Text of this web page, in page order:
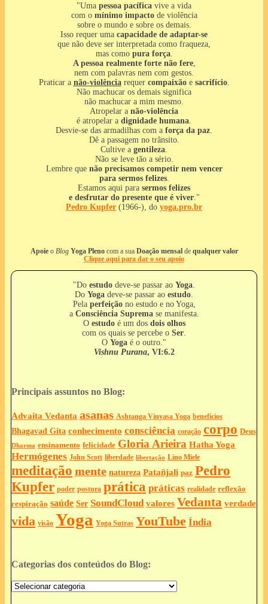
"Uma pessoa pacífica vive a vida
com o mínimo impactode violência
sobre o mundo e sobre os demais.
Isso requer uma capacidade de adaptar-se
que não deve ser interpretada como fraqueza,
mas como pura força.
A pessoa realmente forte não fere,
nem com palavras nem com gestos.
Praticar a não-violênciarequer compaixãoe sacrifício.
Não machucar os demais significa
não machucar a mim mesmo.
Atropelar a não-violência
é atropelar a dignidade humana
Desvie-se das armadilhas com a força da paz
Dê a passagem no trânsito.
Cultive a gentileza
Não se leve tão a sério.
Lembre que não precisamos competir nem vencer
para sermos felizes.
Estamos aqui para sermos felizes
e desfrutar do presente que é viver."
Pedro Kupfer (1966-), do yoga.pro.br
Apoieo Blog Yoga Plenocom a sua Doação mensalde qualquer valor
Clique aqui para dar o seu apoio
"Do estudo deve-se passar ao Yoga.
Do Yoga deve-se passar ao estudo.
Pela perfeiçãono estudo e no Yoga,
a Consciência Supremase manifesta.
O estudoé um dos dois olhos
com os quais se percebe o Ser.
O Yoga é o outro."
Vishnu Purana, VI:6.2
Principais assuntos no Blog:
Advaita Vedanta asanas Ashtanga Vinyasa Yoga benefícios
Bhagavad Gita conhecimento consciência coração corpo Deus
Dharma ensinamento felicidade Gloria Arieira Hatha Yoga
Hermógenes John Scott liberdade libertação Lino Miele
meditação mente natureza Patañjali paz Pedro
Kupfer poder postura prática práticas realidade reflexão
respiração saúde Ser SoundCloud valores Vedanta verdade
vida visão Yoga Yoga Sutras YouTube Índia
Categorias dos conteúdos do Blog:
Categorias
dos